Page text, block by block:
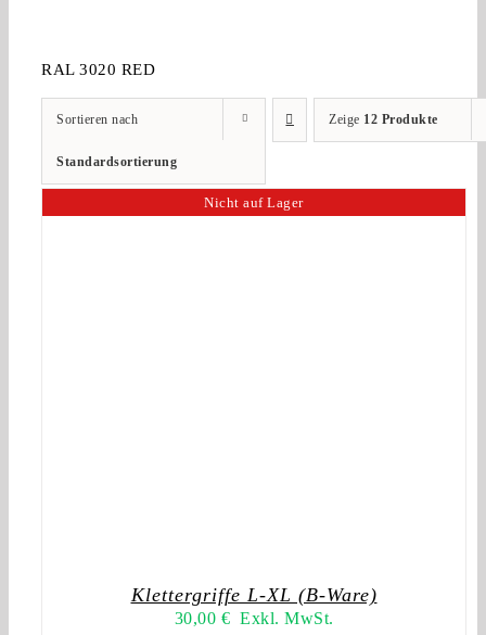
RAL 3020 RED
Sortieren nach
Standardsortierung
Zeige 12 Produkte
Nicht auf Lager
Klettergriffe L-XL (B-Ware)
30,00 € Exkl. MwSt.